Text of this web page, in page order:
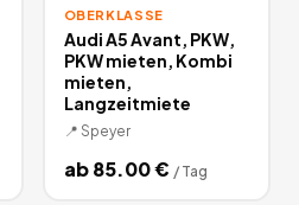
OBERKLASSE
Audi A5 Avant, PKW,
PKW mieten, Kombi
mieten,
Langzeitmiete
📍 Speyer
ab85.00€ / Tag